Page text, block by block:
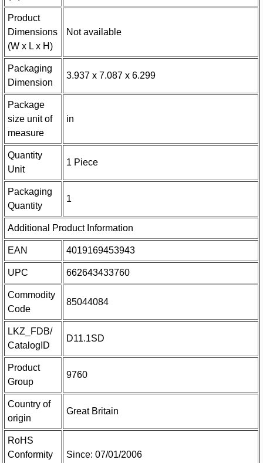
Product
Dimensions
(W x L x H)
Not available
Packaging
Dimension
3.937 x 7.087 x 6.299
Package
size unit of
measure
in
Quantity
Unit
1 Piece
Packaging
Quantity
1
Additional Product Information
EAN 4019169453943
UPC 662643433760
Commodity
Code
85044084
LKZ_FDB/
CatalogID
D11.1SD
Product
Group
9760
Country of
origin
Great Britain
RoHS
Conformity
Since: 07/01/2006